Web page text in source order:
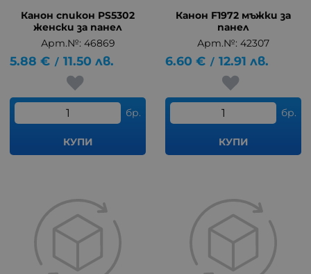
Канон спикон PS5302
женски за панел
Арт.№: 46869
5.88 € / 11.50 лв.
бр.
КУПИ
Канон F1972 мъжки за
панел
Арт.№: 42307
6.60 € / 12.91 лв.
бр.
КУПИ